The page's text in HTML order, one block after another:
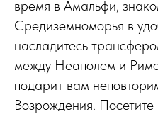
время в Амальфи,
Средиземноморья в
насладитесь
между Неаполем и
подарит вам
Возрождения.